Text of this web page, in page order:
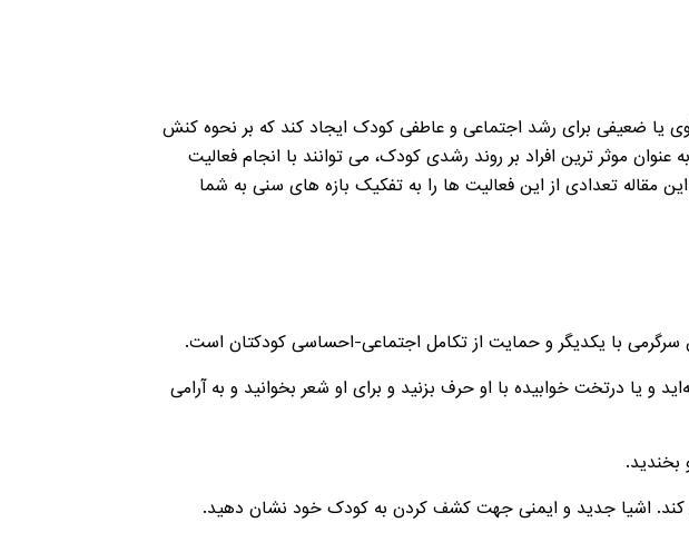
یا ضعیفی برای رشد اجتماعی و عاطفی کودک ایجاد کند که بر نحوه کنش
موثر ترین افراد بر روند رشدی کودک، می توانند با انجام فعالیت
مقاله تعدادی از این فعالیت ها را به تفکیک بازه های سنی به شما
درآغوش گرفته‌اید و یا درتخت خوابیده با او حرف بزنید و برای او شعر بخوانید و به آرامی
کند. اشیا جدید و ایمنی جهت کشف کردن به کودک خود نشان دهید.